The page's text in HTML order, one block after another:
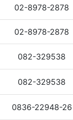
02-8978-2878
02-8978-2878
082-329538
082-329538
0836-22948-26